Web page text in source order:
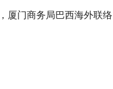
厦门商务局巴西海外联络